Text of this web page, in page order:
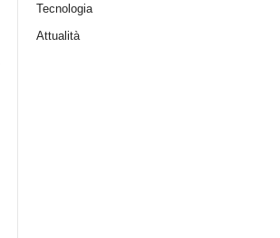
Tecnologia
Attualità